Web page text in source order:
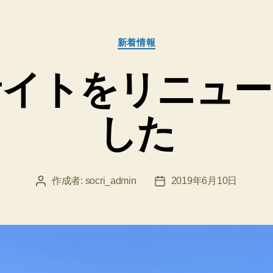
カ
テ
リ
ー
新着情報
トをリニュ
した
投 作成者: socri_admin
投
2019年6月10日